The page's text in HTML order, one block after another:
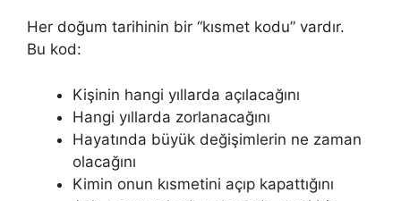
Her doğum tarihinin bir “kısmet kodu” vardır.
Bu kod:
Kişinin hangi yıllarda açılacağını
Hangi yıllarda zorlanacağını
Hayatında büyük değişimlerin ne zaman
olacağını
Kimin onun kısmetini açıp kapattığını